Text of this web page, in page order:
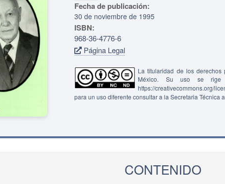
Fecha de publicación:
30 de noviembre de 1995
ISBN:
968-36-4776-6
Página Legal
La titularidad de los
México. Su uso se rige
https://creativecommons.org/
para un uso diferente consultar a la Secretaria Técnica
CONTENIDO